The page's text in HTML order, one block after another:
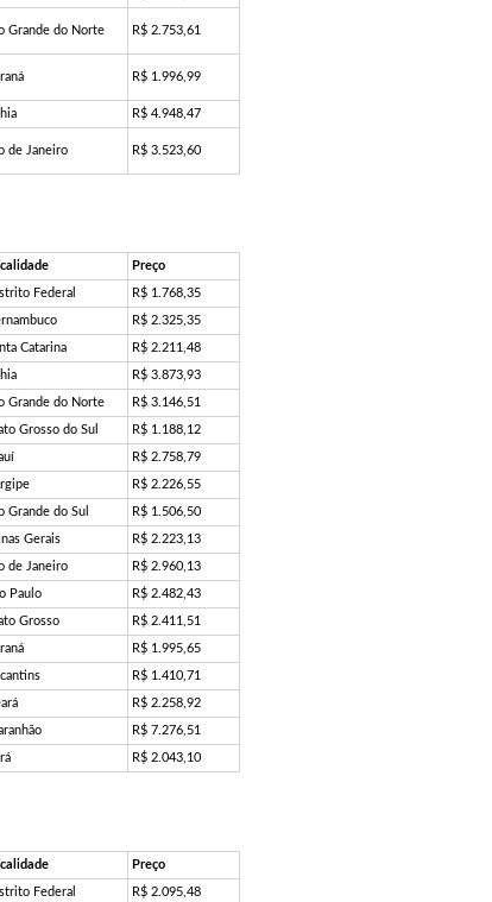
Grande do Norte R$ 2.753,61
R$ 1.996,99
R$ 4.948,47
de Janeiro R$ 3.523,60
Preço
Federal R$ 1.768,35
R$ 2.325,35
Catarina R$ 2.211,48
R$ 3.873,93
Grande do Norte R$ 3.146,51
Grosso do Sul R$ 1.188,12
R$ 2.758,79
R$ 2.226,55
Grande do Sul R$ 1.506,50
Gerais R$ 2.223,13
de Janeiro R$ 2.960,13
Paulo R$ 2.482,43
Grosso R$ 2.411,51
R$ 1.995,65
R$ 1.410,71
R$ 2.258,92
R$ 7.276,51
R$ 2.043,10
Preço
Federal R$ 2.095,48